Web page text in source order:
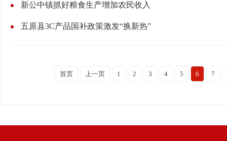
新公中镇抓好粮食生产增加农民收入
五原县3C产品国补政策激发“换新热”
首页 上一页 1 2 3 4 5 6 7